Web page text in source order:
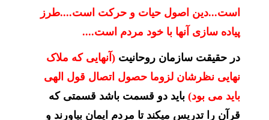
است...دین اصول حیات و حرکت است....طرز
پیاده سازی آنها با خود مردم است....
در حقیقت سازمان روحانیت (آنهایی که ملاک
نهایی نظرشان لزوما حصول اتصال قول الهی
باید می بود) باید دو قسمت باشد قسمتی که
قرآن را تدریس میکند تا مردم ایمان بیاورند و